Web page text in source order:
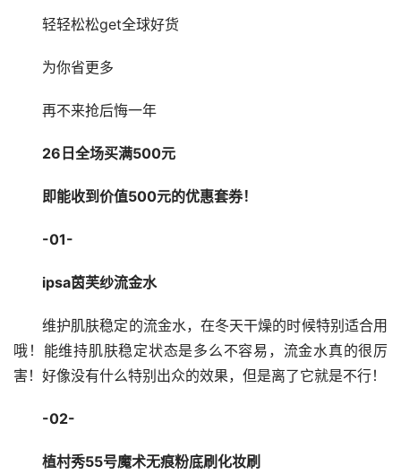
轻轻松松get全球好货
为你省更多
再不来抢后悔一年
26日全场买满500元
即能收到价值500元的优惠套券！
-01-
ipsa茵芙纱流金水
维护肌肤稳定的流金水，在冬天干燥的时候特别适合用
哦！能维持肌肤稳定状态是多么不容易，流金水真的很厉
害！好像没有什么特别出众的效果，但是离了它就是不行！
-02-
植村秀55号魔术无痕粉底刷化妆刷